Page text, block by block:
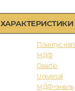
ХАРАКТЕРИСТИКИ
Плинтус
МДФ
Deartio
Universal
МДФ+эмаль